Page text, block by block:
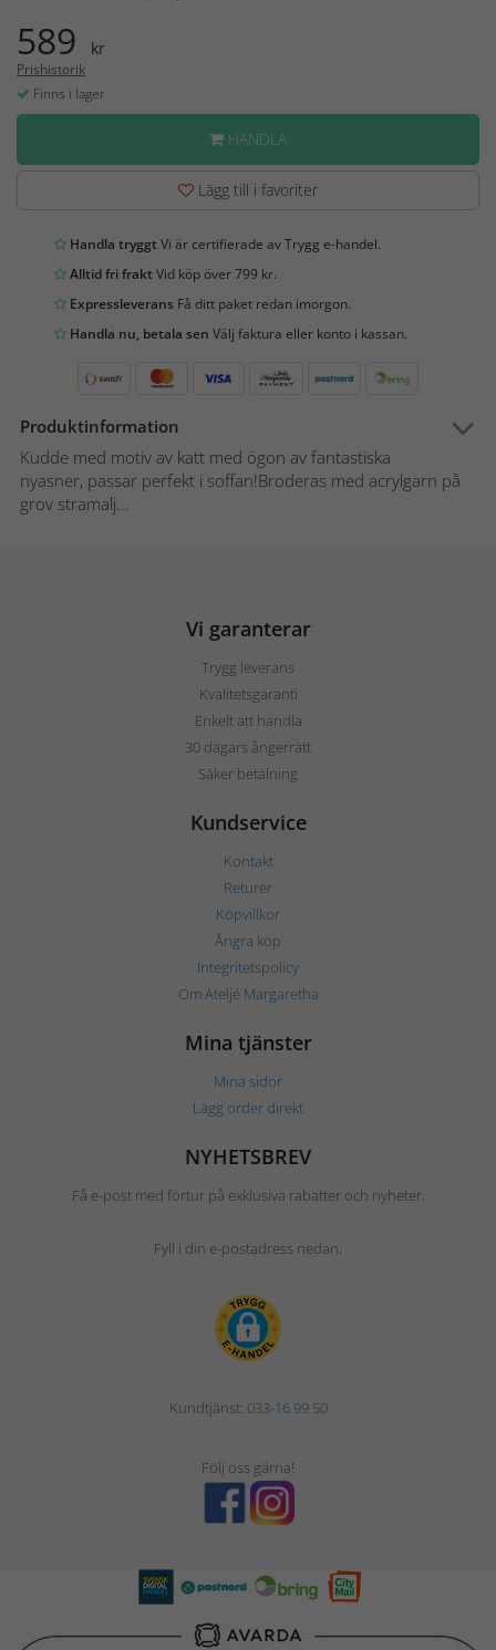
589 kr
Prishistorik
Finns i lager
HANDLA
Lägg till i favoriter
Handla tryggtVi är certifierade av Trygg e-handel.
Alltid fri fraktVid köp över 799 kr.
Expressleverans Få ditt paket redan imorgon.
Handla nu, betala sen Välj faktura eller konto i kassan.
Produktinformation
Kudde med motiv av katt med ögon av fantastiska
nyasner, passar perfekt i soffan!Broderas med acrylgarn på
grov stramalj...
Vi garanterar
Trygg leverans
Kvalitetsgaranti
Enkelt att handla
30 dagars ångerrätt
Säker betalning
Kundservice
Kontakt
Returer
Köpvillkor
Ångra köp
Integritetspolicy
Om Ateljé Margaretha
Mina tjänster
Mina sidor
Lägg order direkt
NYHETSBREV
Få e-post med förtur på exklusiva rabatter och nyheter.
Fyll i din e-postadress nedan.
Kundtjänst: 033-16 99 50
Följ oss gärna!